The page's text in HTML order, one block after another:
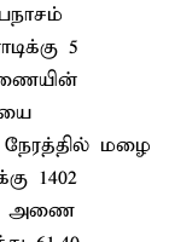
5
நேரத்தில் மழை
1402
அணை